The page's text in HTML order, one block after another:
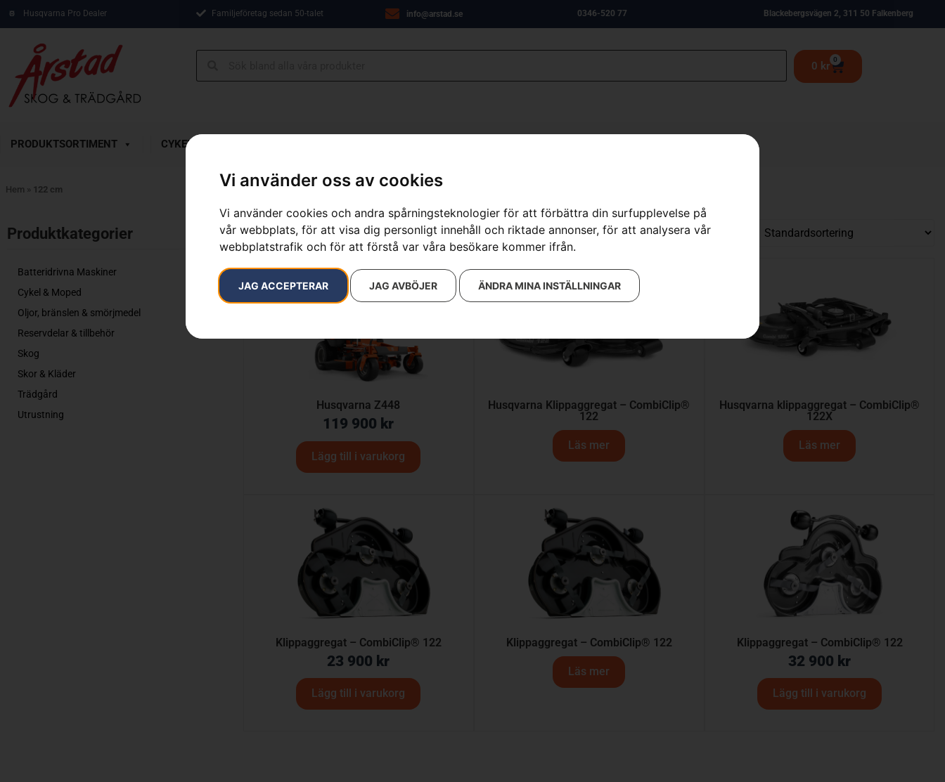
Vi använder oss av cookies
Vi använder cookies och andra spårningsteknologier för att förbättra din surfupplevelse på
vår webbplats, för att visa dig personligt innehåll och riktade annonser, för att analysera vår
webbplatstrafik och för att förstå var våra besökare kommer ifrån.
JAG ACCEPTERAR JAG AVBÖJER ÄNDRA MINA INSTÄLLNINGAR
Husqvarna Pro Dealer Familjeföretag sedan 50-talet info@arstad.se 0346-520 77 Blackebergsvägen 2, 311 50 Falkenberg
0 kr
0
PRODUKTSORTIMENT CYKEL & MOPED
Hem » 122 cm
Produktkategorier​
Batteridrivna Maskiner
Cykel & Moped
Oljor, bränslen & smörjmedel
Reservdelar & tillbehör
Skog
Skor & Kläder
Trädgård
Utrustning
Visar alla 6 resultat
Husqvarna Z448
119 900 kr
Lägg till i varukorg
Husqvarna Klippaggregat – CombiClip®
122
Läs mer
Husqvarna klippaggregat – CombiClip®
122X
Läs mer
Klippaggregat – CombiClip® 122
23 900 kr
Lägg till i varukorg
Klippaggregat – CombiClip® 122
Läs mer
Klippaggregat – CombiClip® 122
32 900 kr
Lägg till i varukorg